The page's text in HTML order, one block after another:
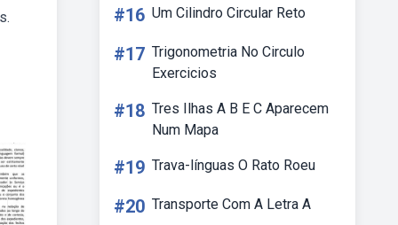
#16 Um Cilindro Circular Reto
#17 Trigonometria No Circulo
Exercicios
#18 Tres Ilhas A B E C Aparecem
Num Mapa
#19 Trava-línguas O Rato Roeu
#20 Transporte Com A Letra A